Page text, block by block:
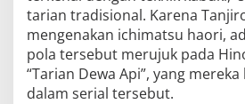
tarian tradisional. Karena
mengenakan ichimatsu haori,
pola tersebut merujuk pada
“Tarian Dewa Api”, yang
dalam serial tersebut.